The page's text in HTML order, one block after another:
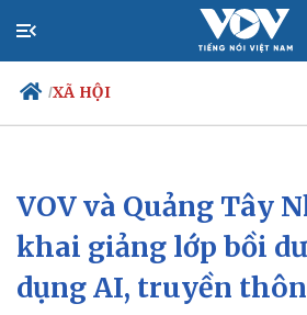
/XÃ HỘI
Chính trị
Đảng
Tổ chức nhân sự
Quốc hội
Nhận diện sự thật
Xã hội
Tin
Dự
Giáo
Dấu
VOV và Quảng Tây
khai giảng lớp bồi
dụng AI, truyền